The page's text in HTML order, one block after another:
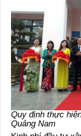
Quy định thực
Quảng Nam